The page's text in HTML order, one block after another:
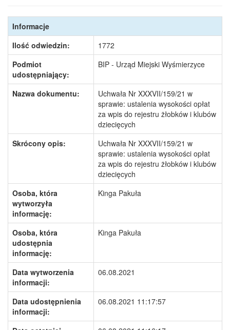
Informacje
Ilość odwiedzin:
1772
Podmiot
udostępniający:
BIP - Urząd Miejski Wyśmierzyce
Nazwa dokumentu:
Uchwała Nr XXXVII/159/21 w
sprawie: ustalenia wysokości opłat
za wpis do rejestru żłobków i klubów
dziecięcych
Skrócony opis:
Uchwała Nr XXXVII/159/21 w
sprawie: ustalenia wysokości opłat
za wpis do rejestru żłobków i klubów
dziecięcych
Osoba, która
wytworzyła
informację:
Kinga Pakuła
Osoba, która
udostępnia
informację:
Kinga Pakuła
Data wytworzenia
informacji:
06.08.2021
Data udostępnienia
informacji:
06.08.2021 11:17:57